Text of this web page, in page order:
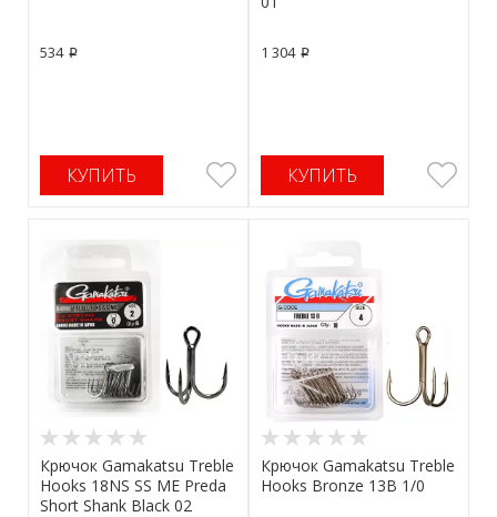
534 p
КУПИТЬ
1 304 p
КУПИТЬ
Крючок Gamakatsu Treble
Hooks 18NS SS ME Preda
Short Shank Black 02
Крючок Gamakatsu Treble
Hooks Bronze 13B 1/0